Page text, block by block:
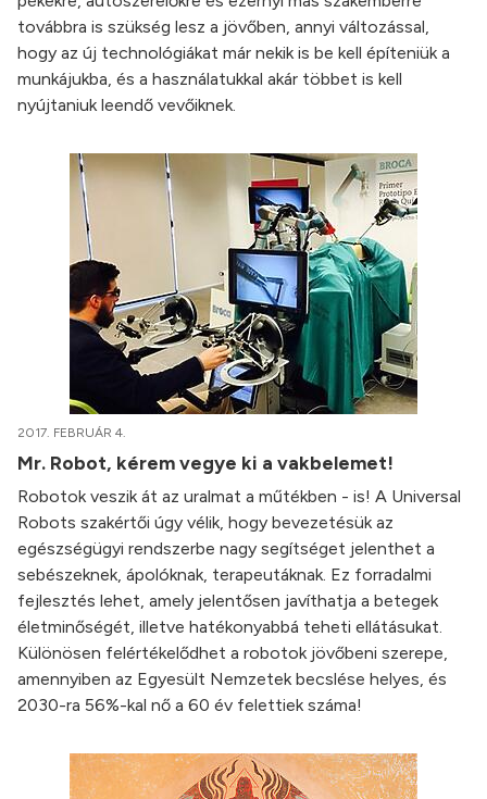
továbbra is szükség lesz a jövőben, annyi változással,
hogy az új technológiákat már nekik is be kell építeniük a
munkájukba, és a használatukkal akár többet is kell
nyújtaniuk leendő vevőiknek.
2017. FEBRUÁR 4.
Mr. Robot, kérem vegye ki a vakbelemet!
Robotok veszik át az uralmat a műtékben - is! A Universal
Robots szakértői úgy vélik, hogy bevezetésük az
egészségügyi rendszerbe nagy segítséget jelenthet a
sebészeknek, ápolóknak, terapeutáknak. Ez forradalmi
fejlesztés lehet, amely jelentősen javíthatja a betegek
életminőségét, illetve hatékonyabbá teheti ellátásukat.
Különösen felértékelődhet a robotok jövőbeni szerepe,
amennyiben az Egyesült Nemzetek becslése helyes, és
2030-ra 56%-kal nő a 60 év felettiek száma!